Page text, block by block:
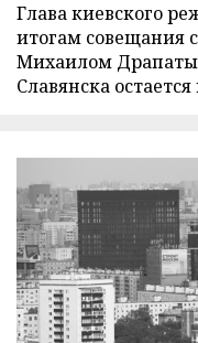
Глава киевского
итогам совещания
Михаилом
Славянска